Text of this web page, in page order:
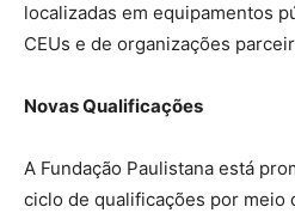
localizadas em equipamentos
CEUs e de organizações
Novas Qualificações
A Fundação Paulistana está
ciclo de qualificações por meio